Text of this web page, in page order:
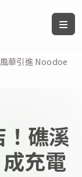
華引進 Noodoe
礁溪
充電